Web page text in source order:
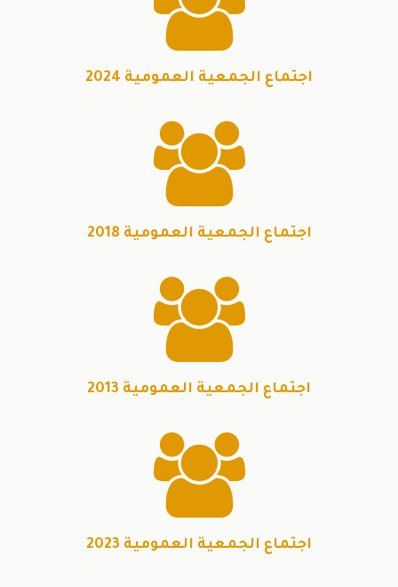
اجتماع الجمعية العمومية 2024

اجتماع الجمعية العمومية 2018

اجتماع الجمعية العمومية 2013

اجتماع الجمعية العمومية 2023